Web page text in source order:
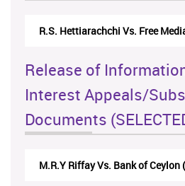
R.S. Hettiarachchi Vs. Free
Release of
Interest Appeals/
Documents
M.R.Y Riffay Vs. Bank of Ceylon